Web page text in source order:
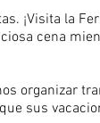
¡Visita la
cena
organizar
sus